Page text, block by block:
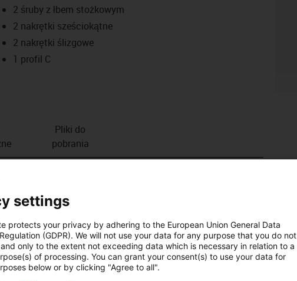
2 śruby z łbem stożkowym
2 nakrętki sześciokątne
2 nakrętki ślizgowe
1 profil C
Pliki do
pobrania
do bezpiecznego montażu stalowej rynny
on z kilku elementów wymaganych do mocnego i
na powierzchni ślizgowej.
settings
protects your privacy by adhering to the European Union General Data
(GDPR). We will not use your data for any purpose that you do not
only to the extent not exceeding data which is necessary in relation to a
of processing. You can grant your consent(s) to use your data for
below or by clicking "Agree to all".